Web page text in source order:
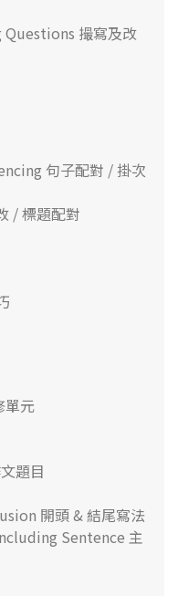
撮寫及改
句子配對 / 掛次
/ 標題配對
單元
題目
開頭 & 結尾寫法
Sentence 主